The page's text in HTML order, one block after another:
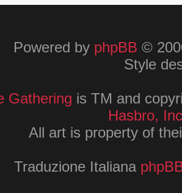
Powered by phpBB ©
Style
Gathering is TM and
Hasbro,
All art is property of
Traduzione Italiana